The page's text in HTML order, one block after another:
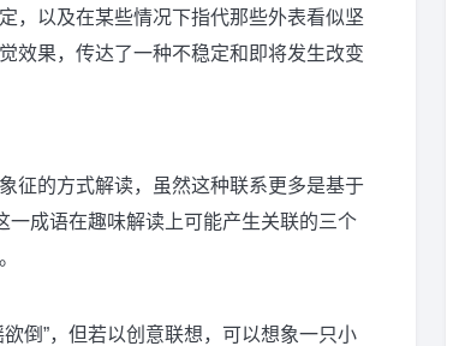
，以及在某些情况下指代那些外表看似坚
效果，传达了一种不稳定和即将发生改变
征的方式解读，虽然这种联系更多是基于
一成语在趣味解读上可能产生关联的三个
倒”，但若以创意联想，可以想象一只小